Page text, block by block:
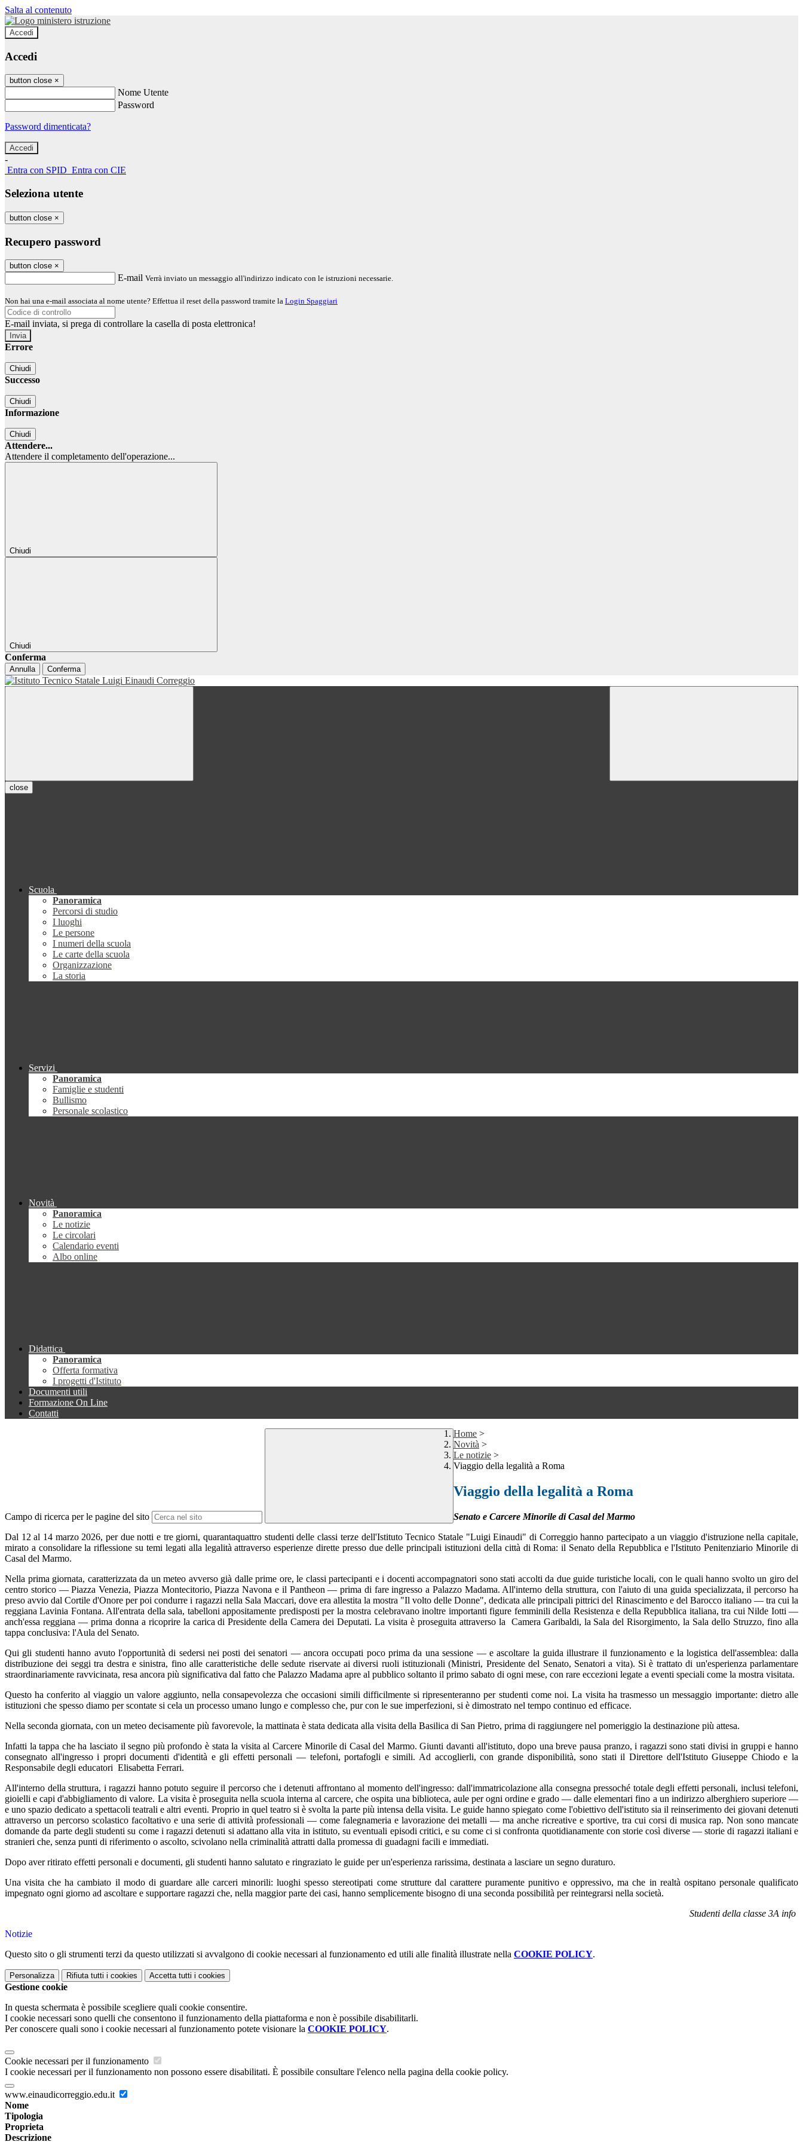
Salta al contenuto
Accedi
Accedi
button close ×
Nome Utente
Password
Password dimenticata?
-
Entra con SPID Entra con CIE
Seleziona utente
button close ×
Recupero password
button close ×
E-mail Verrà inviato un messaggio all'indirizzo indicato con le istruzioni necessarie.
Non hai una e-mail associata al nome utente? Effettua il reset della password tramite la Login Spaggiari
E-mail inviata, si prega di controllare la casella di posta elettronica!
Errore
Chiudi
Successo
Chiudi
Informazione
Chiudi
Attendere...
Attendere il completamento dell'operazione...
Chiudi
Chiudi
Conferma
Annulla Conferma
close
Scuola
Panoramica
Percorsi di studio
I luoghi
Le persone
I numeri della scuola
Le carte della scuola
Organizzazione
La storia
Servizi
Panoramica
Famiglie e studenti
Bullismo
Personale scolastico
Novità
Panoramica
Le notizie
Le circolari
Calendario eventi
Albo online
Didattica
Panoramica
Offerta formativa
I progetti d'Istituto
Documenti utili
Formazione On Line
Contatti
Campo di ricerca per le pagine del sito
Home >
Novità >
Le notizie >
Viaggio della legalità a Roma
Viaggio della legalità a Roma
Senato e Carcere Minorile di Casal del Marmo
Dal 12 al 14 marzo 2026, per due notti e tre giorni, quarantaquattro studenti delle classi terze dell'Istituto Tecnico Statale "Luigi Einaudi" di Correggio hanno partecipato a un viaggio d'istruzione nella capitale,
mirato a consolidare la riflessione su temi legati alla legalità attraverso esperienze dirette presso due delle principali istituzioni della città di Roma: il Senato della Repubblica e l'Istituto Penitenziario Minorile di
Casal del Marmo.
Nella prima giornata, caratterizzata da un meteo avverso già dalle prime ore, le classi partecipanti e i docenti accompagnatori sono stati accolti da due guide turistiche locali, con le quali hanno svolto un giro del
centro storico — Piazza Venezia, Piazza Montecitorio, Piazza Navona e il Pantheon — prima di fare ingresso a Palazzo Madama. All'interno della struttura, con l'aiuto di una guida specializzata, il percorso ha
preso avvio dal Cortile d'Onore per poi condurre i ragazzi nella Sala Maccari, dove era allestita la mostra "Il volto delle Donne", dedicata alle principali pittrici del Rinascimento e del Barocco italiano — tra cui la
reggiana Lavinia Fontana. All'entrata della sala, tabelloni appositamente predisposti per la mostra celebravano inoltre importanti figure femminili della Resistenza e della Repubblica italiana, tra cui Nilde Iotti —
anch'essa reggiana — prima donna a ricoprire la carica di Presidente della Camera dei Deputati. La visita è proseguita attraverso la Camera Garibaldi, la Sala del Risorgimento, la Sala dello Struzzo, fino alla
tappa conclusiva: l'Aula del Senato.
Qui gli studenti hanno avuto l'opportunità di sedersi nei posti dei senatori — ancora occupati poco prima da una sessione — e ascoltare la guida illustrare il funzionamento e la logistica dell'assemblea: dalla
distribuzione dei seggi tra destra e sinistra, fino alle caratteristiche delle sedute riservate ai diversi ruoli istituzionali (Ministri, Presidente del Senato, Senatori a vita). Si è trattato di un'esperienza parlamentare
straordinariamente ravvicinata, resa ancora più significativa dal fatto che Palazzo Madama apre al pubblico soltanto il primo sabato di ogni mese, con rare eccezioni legate a eventi speciali come la mostra visitata.
Questo ha conferito al viaggio un valore aggiunto, nella consapevolezza che occasioni simili difficilmente si ripresenteranno per studenti come noi. La visita ha trasmesso un messaggio importante: dietro alle
istituzioni che spesso diamo per scontate si cela un processo umano lungo e complesso che, pur con le sue imperfezioni, si è dimostrato nel tempo continuo ed efficace.
Nella seconda giornata, con un meteo decisamente più favorevole, la mattinata è stata dedicata alla visita della Basilica di San Pietro, prima di raggiungere nel pomeriggio la destinazione più attesa.
Infatti la tappa che ha lasciato il segno più profondo è stata la visita al Carcere Minorile di Casal del Marmo. Giunti davanti all'istituto, dopo una breve pausa pranzo, i ragazzi sono stati divisi in gruppi e hanno
consegnato all'ingresso i propri documenti d'identità e gli effetti personali — telefoni, portafogli e simili. Ad accoglierli, con grande disponibilità, sono stati il Direttore dell'Istituto Giuseppe Chiodo e la
Responsabile degli educatori Elisabetta Ferrari.
All'interno della struttura, i ragazzi hanno potuto seguire il percorso che i detenuti affrontano al momento dell'ingresso: dall'immatricolazione alla consegna pressoché totale degli effetti personali, inclusi telefoni,
gioielli e capi d'abbigliamento di valore. La visita è proseguita nella scuola interna al carcere, che ospita una biblioteca, aule per ogni ordine e grado — dalle elementari fino a un indirizzo alberghiero superiore —
e uno spazio dedicato a spettacoli teatrali e altri eventi. Proprio in quel teatro si è svolta la parte più intensa della visita. Le guide hanno spiegato come l'obiettivo dell'istituto sia il reinserimento dei giovani detenuti
attraverso un percorso scolastico facoltativo e una serie di attività professionali — come falegnameria e lavorazione dei metalli — ma anche ricreative e sportive, tra cui corsi di musica rap. Non sono mancate
domande da parte degli studenti su come i ragazzi detenuti si adattano alla vita in istituto, su eventuali episodi critici, e su come ci si confronta quotidianamente con storie così diverse — storie di ragazzi italiani e
stranieri che, senza punti di riferimento o ascolto, scivolano nella criminalità attratti dalla promessa di guadagni facili e immediati.
Dopo aver ritirato effetti personali e documenti, gli studenti hanno salutato e ringraziato le guide per un'esperienza rarissima, destinata a lasciare un segno duraturo.
Una visita che ha cambiato il modo di guardare alle carceri minorili: luoghi spesso stereotipati come strutture dal carattere puramente punitivo e oppressivo, ma che in realtà ospitano personale qualificato
impegnato ogni giorno ad ascoltare e supportare ragazzi che, nella maggior parte dei casi, hanno semplicemente bisogno di una seconda possibilità per reintegrarsi nella società.
Studenti della classe 3A info
Notizie
Questo sito o gli strumenti terzi da questo utilizzati si avvalgono di cookie necessari al funzionamento ed utili alle finalità illustrate nella COOKIE POLICY.
Personalizza Rifiuta tutti i cookies Accetta tutti i cookies
Gestione cookie
In questa schermata è possibile scegliere quali cookie consentire.
I cookie necessari sono quelli che consentono il funzionamento della piattaforma e non è possibile disabilitarli.
Per conoscere quali sono i cookie necessari al funzionamento potete visionare la COOKIE POLICY.
Cookie necessari per il funzionamento
I cookie necessari per il funzionamento non possono essere disabilitati. È possibile consultare l'elenco nella pagina della cookie policy.
www.einaudicorreggio.edu.it
Nome
Tipologia
Proprieta
Descrizione